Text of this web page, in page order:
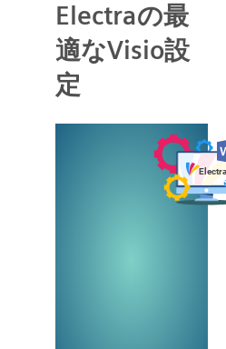
Electraの最
適なVisio設
定